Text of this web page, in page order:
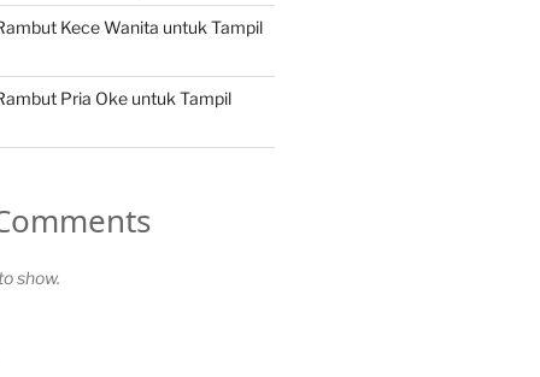
Kece Wanita untuk Tampil
Pria Oke untuk Tampil
show.